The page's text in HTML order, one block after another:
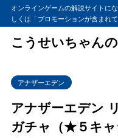
オンラインゲームの解説サイトに
しくは「プロモーションが含まれて
こうせいちゃん
アナザーエデン
アナザーエデン
ガチャ（★５キ